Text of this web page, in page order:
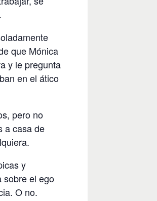
que Mónica
y le pregunta
en el ático
pero no
a casa de
y
sobre el ego
O no.